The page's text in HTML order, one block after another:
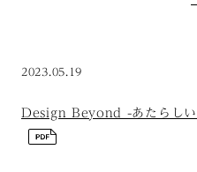
2023.05.19
Design Beyond -あたらし